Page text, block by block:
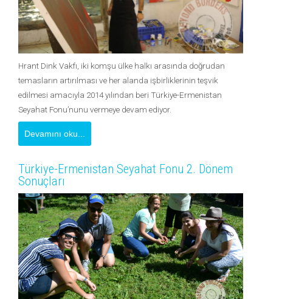
Hrant Dink Vakfı, iki komşu ülke halkı arasında doğrudan
temasların artırılması ve her alanda işbirliklerinin teşvik
edilmesi amacıyla 2014 yılından beri Türkiye-Ermenistan
Seyahat Fonu’nunu vermeye devam ediyor.
Devamını oku...
Türkiye-Ermenistan Seyahat Fonu 2. Dönem
Sonuçları